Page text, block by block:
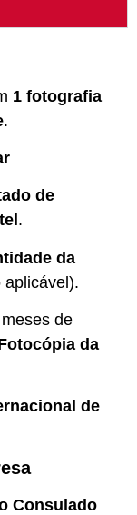
1 fotografia
.
de
.
da
aplicável).
de
da
de
Consulado